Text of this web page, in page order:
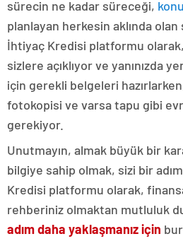
sürecin ne kadar süreceği,
planlayan herkesin aklında olan
İhtiyaç Kredisi platformu olarak,
sizlere açıklıyor ve yanınızda
için gerekli belgeleri
fotokopisi ve varsa tapu gibi
gerekiyor.
Unutmayın, almak büyük bir
bilgiye sahip olmak, sizi bir
Kredisi platformu olarak,
rehberiniz olmaktan mutluluk
adım daha yaklaşmanız için